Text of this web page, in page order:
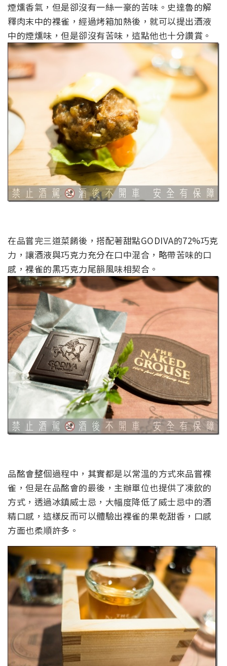
煙燻香氣，但是卻沒有一絲一豪的苦味。史達魯的解
釋肉末中的裸雀，經過烤箱加熱後，就可以提出酒液
中的煙燻味，但是卻沒有苦味，這點他也十分讚賞。
在品嘗完三道菜餚後，搭配著甜點GODIVA的72%巧克
力，讓酒液與巧克力充分在口中混合，略帶苦味的口
感，裸雀的黑巧克力尾韻風味相契合。
品酩會整個過程中，其實都是以常溫的方式來品嘗裸
雀，但是在品酩會的最後，主辦單位也提供了凍飲的
方式，透過冰鎮威士忌，大幅度降低了威士忌中的酒
精口感，這樣反而可以體驗出裸雀的果乾甜香，口感
方面也柔順許多。